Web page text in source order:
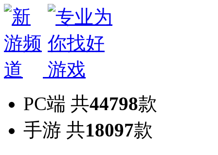
PC端 共44798款
手游 共18097款